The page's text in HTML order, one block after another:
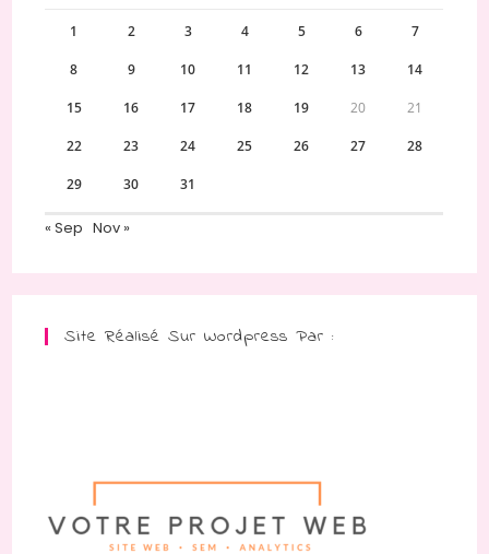
1 2 3 4 5 6 7
8 9 10 11 12 13 14
15 16 17 18 19 20 21
22 23 24 25 26 27 28
29 30 31
« Sep Nov »
Site Réalisé Sur Wordpress Par :